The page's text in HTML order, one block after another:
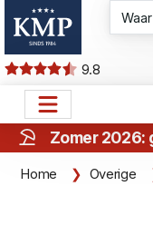
9.8
Zomer 2026:
Home Overige